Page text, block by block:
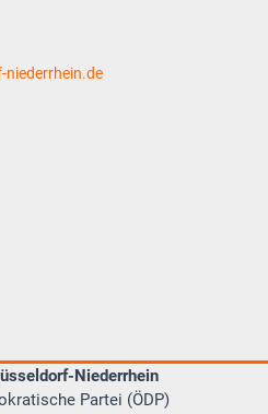
niederrhein.de
Niederrhein
Partei (ÖDP)